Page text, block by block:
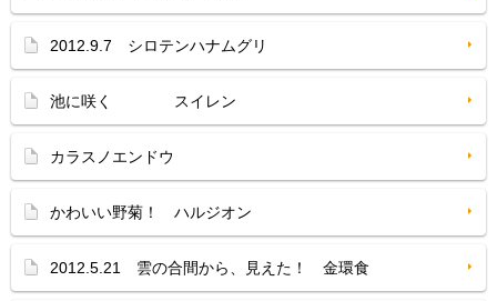
2012.9.7 シロテンハナムグリ
池に咲く スイレン
カラスノエンドウ
かわいい野菊！ ハルジオン
2012.5.21 雲の合間から、見えた！ 金環食